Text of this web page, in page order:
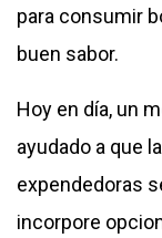
para consumir
buen sabor.
Hoy en día, un
ayudado a que
expendedoras
incorpore